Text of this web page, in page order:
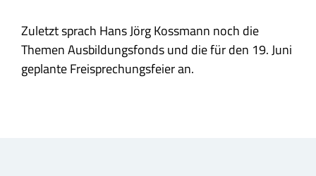
Zuletzt sprach Hans Jörg Kossmann noch die
Themen Ausbildungsfonds und die für den 19. Juni
geplante Freisprechungsfeier an.